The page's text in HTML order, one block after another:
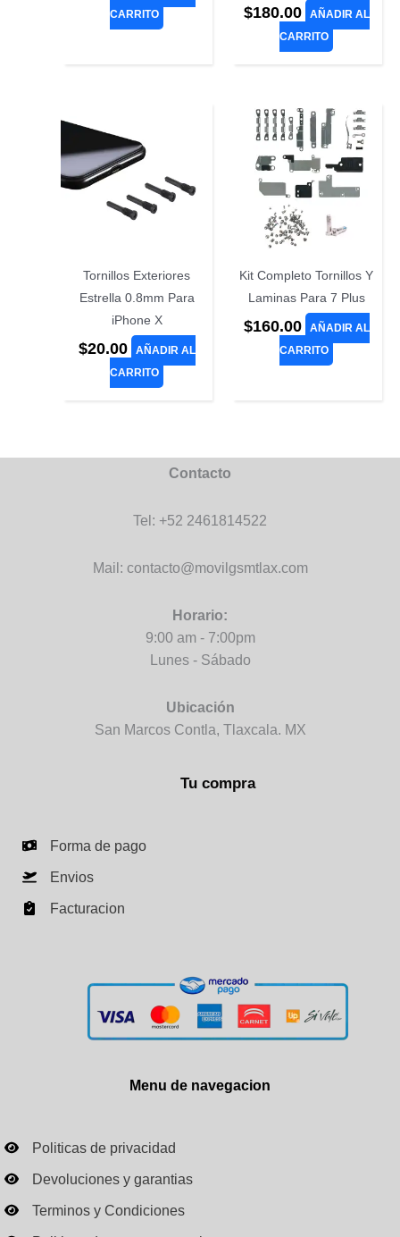
CARRITO
$180.00
AÑADIR AL
CARRITO
Tornillos Exteriores
Estrella 0.8mm Para
iPhone X
$20.00
AÑADIR AL
CARRITO
Kit Completo Tornillos Y
Laminas Para 7 Plus
$160.00
AÑADIR AL
CARRITO
Contacto
Tel: +52 2461814522
Mail: contacto@movilgsmtlax.com
Horario:
9:00 am - 7:00pm
Lunes - Sábado
Ubicación
San Marcos Contla, Tlaxcala. MX
Tu compra
Forma de pago
Envios
Facturacion
Menu de navegacion
Politicas de privacidad
Devoluciones y garantias
Terminos y Condiciones